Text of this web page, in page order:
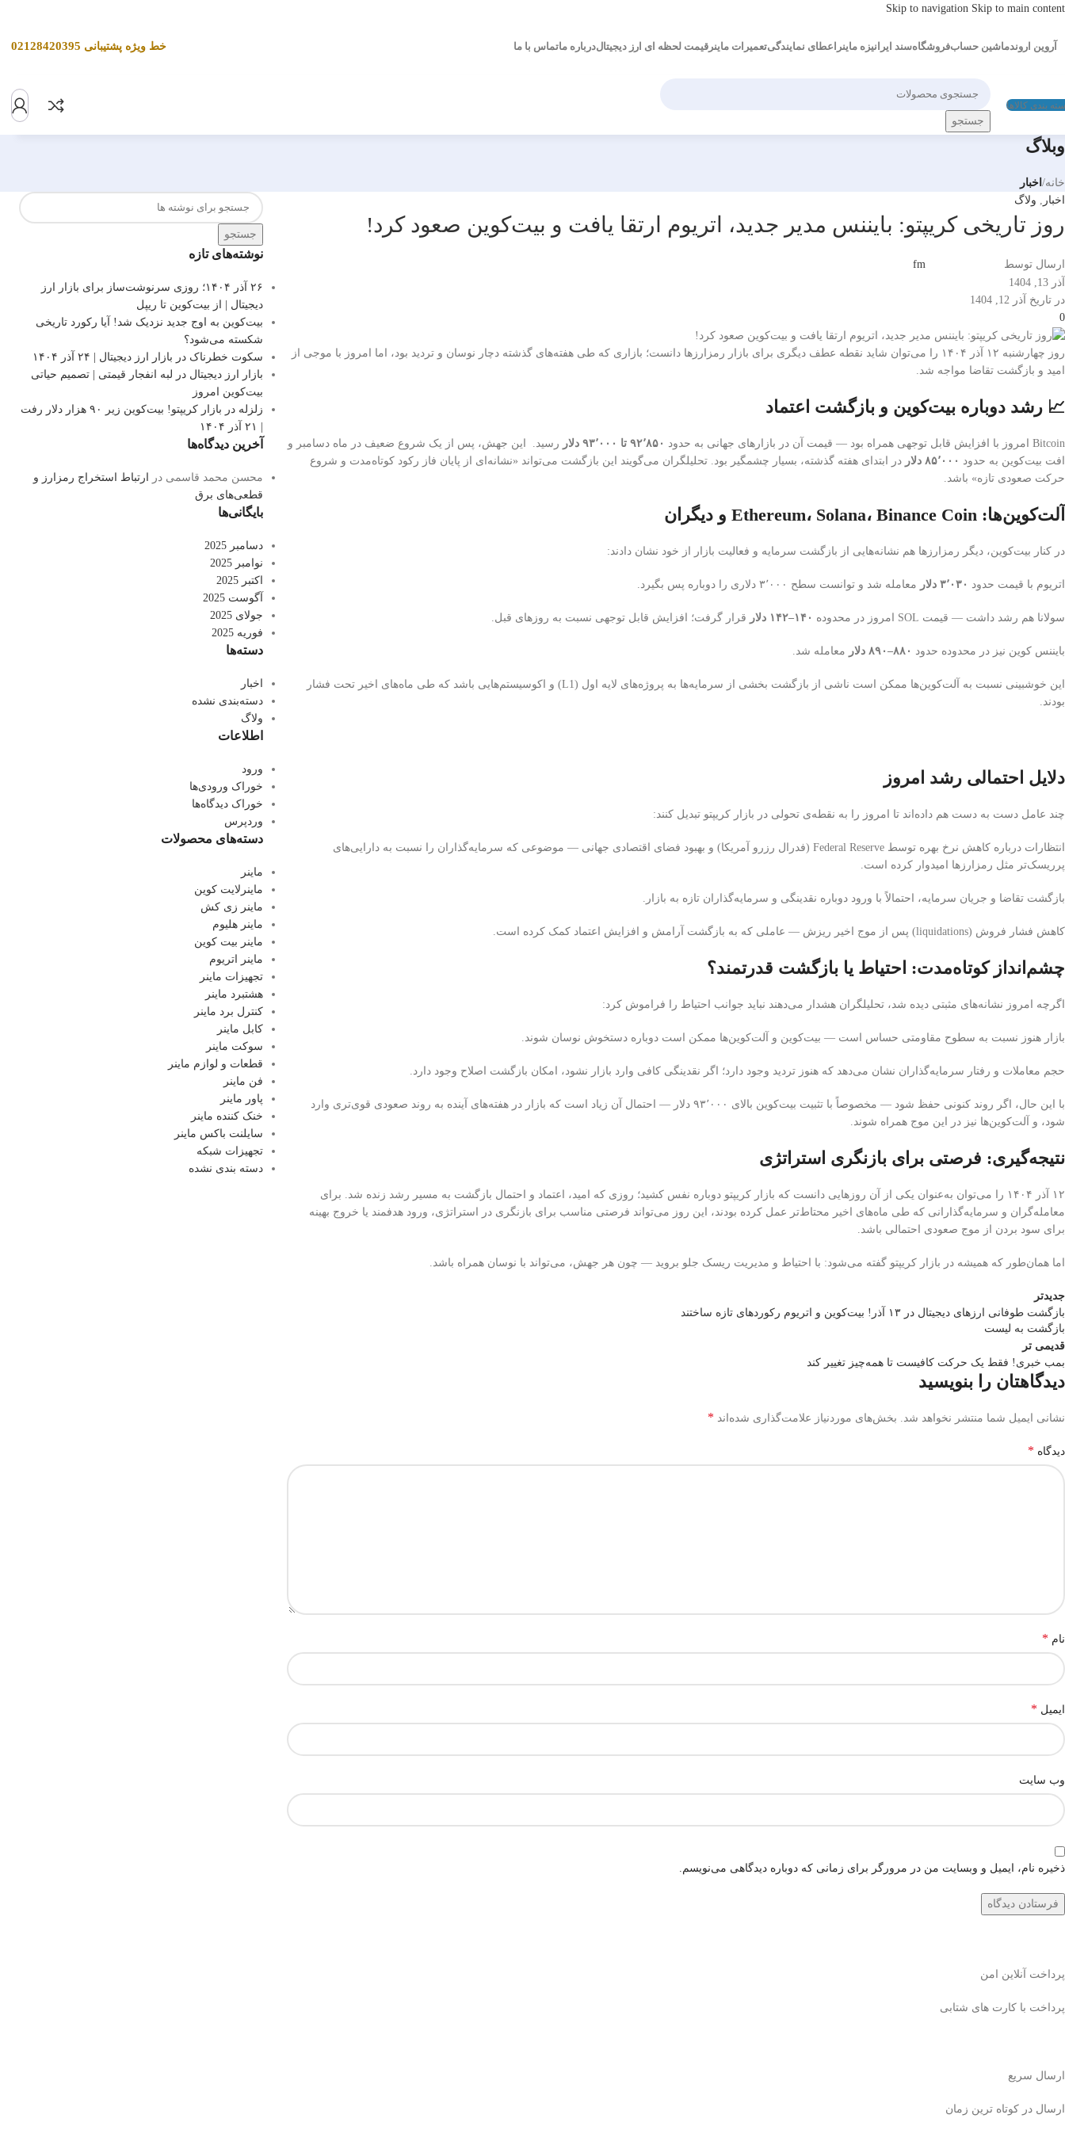
Skip to navigation Skip to main content
آروین اروندماشین حسابفروشگاهسند ایرانیزه ماینر اعطای نمایندگیتعمیرات ماینر قیمت لحظه ای ارز دیجیتالدرباره ماتماس با ما خط ویژه پشتیبانی 02128420395
بندی کالاها
جستجو
وبلاگ
خانه/ اخبار
اخبار , ولاگ
روز تاریخی کریپتو: بایننس مدیر جدید، اتریوم ارتقا یافت و بیت‌کوین صعود کرد!
ارسال توسط
fm
آذر 13, 1404
در تاریخ آذر 12, 1404
0
روز چهارشنبه ۱۲ آذر ۱۴۰۴ را می‌توان شاید نقطه عطف دیگری برای بازار رمزارزها دانست؛ بازاری که طی هفته‌های گذشته دچار نوسان و تردید بود، اما امروز با موجی از
امید و بازگشت تقاضا مواجه شد.
📈 رشد دوباره بیت‌کوین و بازگشت اعتماد
Bitcoin امروز با افزایش قابل توجهی همراه بود — قیمت آن در بازارهای جهانی به حدود ۹۲٬۸۵۰ تا ۹۳٬۰۰۰ دلار
رسید. این جهش، پس از یک شروع ضعیف در ماه دسامبر و
افت بیت‌کوین به حدود ۸۵٬۰۰۰ دلار
در ابتدای هفته گذشته، بسیار چشمگیر بود. تحلیلگران می‌گویند این بازگشت می‌تواند «نشانه‌ای از پایان فاز رکود کوتاه‌مدت و شروع
حرکت صعودی تازه» باشد.
آلت‌کوین‌ها: Ethereum، Solana، Binance Coin و دیگران
در کنار بیت‌کوین، دیگر رمزارزها هم نشانه‌هایی از بازگشت سرمایه و فعالیت بازار از خود نشان دادند:
اتریوم با قیمت حدود ۳٬۰۳۰ دلار معامله شد و توانست سطح ۳٬۰۰۰ دلاری را دوباره پس بگیرد.
سولانا هم رشد داشت — قیمت SOL امروز در محدوده ۱۴۰–۱۴۲ دلار قرار گرفت؛ افزایش قابل توجهی نسبت به روزهای قبل.
بایننس کوین نیز در محدوده حدود ۸۸۰–۸۹۰ دلار معامله شد.
این خوشبینی نسبت به آلت‌کوین‌ها ممکن است ناشی از بازگشت بخشی از سرمایه‌ها به پروژه‌های لایه اول (L1) و اکوسیستم‌هایی باشد که طی ماه‌های اخیر تحت فشار
بودند.
دلایل احتمالی رشد امروز
چند عامل دست به دست هم داده‌اند تا امروز را به نقطه‌ی تحولی در بازار کریپتو تبدیل کنند:
انتظارات درباره کاهش نرخ بهره توسط Federal Reserve (فدرال رزرو آمریکا) و بهبود فضای اقتصادی جهانی — موضوعی که سرمایه‌گذاران را نسبت به دارایی‌های
پرریسک‌تر مثل رمزارزها امیدوار کرده است.
بازگشت تقاضا و جریان سرمایه، احتمالاً با ورود دوباره نقدینگی و سرمایه‌گذاران تازه به بازار.
کاهش فشار فروش (liquidations) پس از موج اخیر ریزش — عاملی که به بازگشت آرامش و افزایش اعتماد کمک کرده است.
چشم‌انداز کوتاه‌مدت: احتیاط یا بازگشت قدرتمند؟
اگرچه امروز نشانه‌های مثبتی دیده شد، تحلیلگران هشدار می‌دهند نباید جوانب احتیاط را فراموش کرد:
بازار هنوز نسبت به سطوح مقاومتی حساس است — بیت‌کوین و آلت‌کوین‌ها ممکن است دوباره دستخوش نوسان شوند.
حجم معاملات و رفتار سرمایه‌گذاران نشان می‌دهد که هنوز تردید وجود دارد؛ اگر نقدینگی کافی وارد بازار نشود، امکان بازگشت اصلاح وجود دارد.
با این حال، اگر روند کنونی حفظ شود — مخصوصاً با تثبیت بیت‌کوین بالای ۹۳٬۰۰۰ دلار — احتمال آن زیاد است که بازار در هفته‌های آینده به روند صعودی قوی‌تری وارد
شود، و آلت‌کوین‌ها نیز در این موج همراه شوند.
نتیجه‌گیری: فرصتی برای بازنگری استراتژی
۱۲ آذر ۱۴۰۴ را می‌توان به‌عنوان یکی از آن روزهایی دانست که بازار کریپتو دوباره نفس کشید؛ روزی که امید، اعتماد و احتمال بازگشت به مسیر رشد زنده شد. برای
معامله‌گران و سرمایه‌گذارانی که طی ماه‌های اخیر محتاط‌تر عمل کرده بودند، این روز می‌تواند فرصتی مناسب برای بازنگری در استراتژی، ورود هدفمند یا خروج بهینه
برای سود بردن از موج صعودی احتمالی باشد.
اما همان‌طور که همیشه در بازار کریپتو گفته می‌شود: با احتیاط و مدیریت ریسک جلو بروید — چون هر جهش، می‌تواند با نوسان همراه باشد.
جدیدتر
بازگشت طوفانی ارزهای دیجیتال در ۱۳ آذر! بیت‌کوین و اتریوم رکوردهای تازه ساختند
بازگشت به لیست
قدیمی تر
بمب خبری! فقط یک حرکت کافیست تا همه‌چیز تغییر کند
دیدگاهتان را بنویسید
نشانی ایمیل شما منتشر نخواهد شد. بخش‌های موردنیاز علامت‌گذاری شده‌اند *
دیدگاه *
نام *
ایمیل *
وب‌ سایت
ذخیره نام، ایمیل و وبسایت من در مرورگر برای زمانی که دوباره دیدگاهی می‌نویسم.
جستجو
نوشته‌های تازه
۲۶ آذر ۱۴۰۴؛ روزی سرنوشت‌ساز برای بازار ارز
دیجیتال | از بیت‌کوین تا ریپل
بیت‌کوین به اوج جدید نزدیک شد! آیا رکورد تاریخی
شکسته می‌شود؟
سکوت خطرناک در بازار ارز دیجیتال | ۲۴ آذر ۱۴۰۴
بازار ارز دیجیتال در لبه انفجار قیمتی | تصمیم حیاتی
بیت‌کوین امروز
زلزله در بازار کریپتو! بیت‌کوین زیر ۹۰ هزار دلار رفت
آخرین دیدگاه‌ها
محسن محمد قاسمی در
ارتباط استخراج رمزارز و
قطعی‌های برق
بایگانی‌ها
دسامبر 2025
نوامبر 2025
اکتبر 2025
آگوست 2025
جولای 2025
فوریه 2025
دسته‌ها
اخبار
دسته‌بندی نشده
ولاگ
اطلاعات
ورود
خوراک ورودی‌ها
خوراک دیدگاه‌ها
وردپرس
دسته‌های محصولات
ماینر
ماینرلایت کوین
ماینر زی کش
ماینر هلیوم
ماینر بیت کوین
ماینر اتریوم
تجهیزات ماینر
هشتبرد ماینر
کنترل برد ماینر
کابل ماینر
سوکت ماینر
قطعات و لوازم ماینر
فن ماینر
پاور ماینر
خنک کننده ماینر
سایلنت باکس ماینر
تجهیزات شبکه
دسته بندی نشده
پرداخت آنلاین امن
پرداخت با کارت های شتابی
ارسال سریع
ارسال در کوتاه ترین زمان